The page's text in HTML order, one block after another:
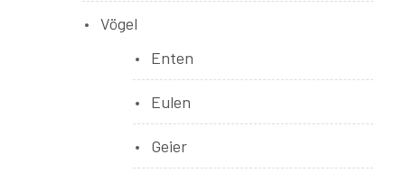
Vögel
Enten
Eulen
Geier